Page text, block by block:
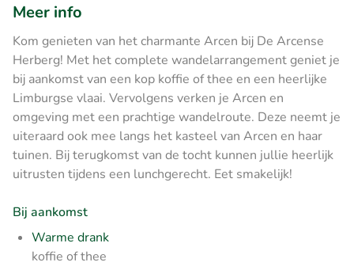
Meer info
Kom genieten van het charmante Arcen bij De Arcense
Herberg! Met het complete wandelarrangement geniet je
bij aankomst van een kop koffie of thee en een heerlijke
Limburgse vlaai. Vervolgens verken je Arcen en
omgeving met een prachtige wandelroute. Deze neemt je
uiteraard ook mee langs het kasteel van Arcen en haar
tuinen. Bij terugkomst van de tocht kunnen jullie heerlijk
uitrusten tijdens een lunchgerecht. Eet smakelijk!
Bij aankomst
Warme drank
koffie of thee